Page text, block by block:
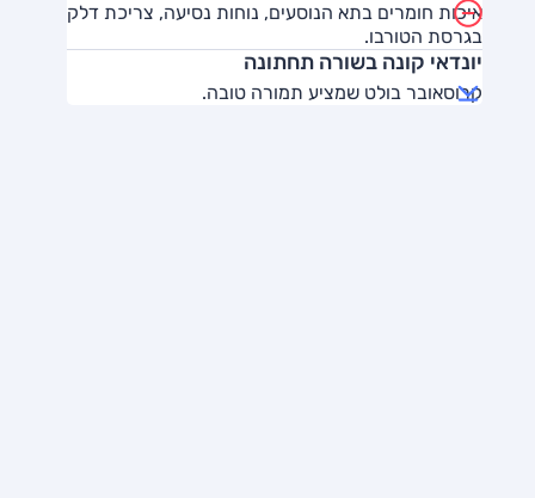
איכות חומרים בתא הנוסעים, נוחות נסיעה, צריכת דלק
בגרסת הטורבו.
יונדאי קונה בשורה תחתונה
קרוסאובר בולט שמציע תמורה טובה.